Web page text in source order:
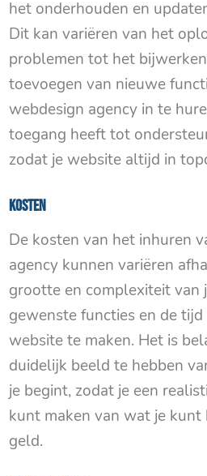
het onderhouden en
Dit kan variëren van het
problemen tot het
toevoegen van nieuwe
webdesign agency in te
toegang heeft tot
zodat je website altijd in
Kosten
De kosten van het inhuren
agency kunnen variëren
grootte en complexiteit van
gewenste functies en de
website te maken. Het is
duidelijk beeld te hebben
je begint, zodat je een
kunt maken van wat je
geld.